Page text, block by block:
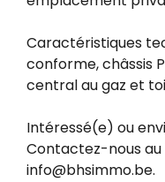
Caractéristiques
conforme, châssis
central au gaz et
Intéressé(e) ou
Contactez-nous
info@bhsimmo.be.